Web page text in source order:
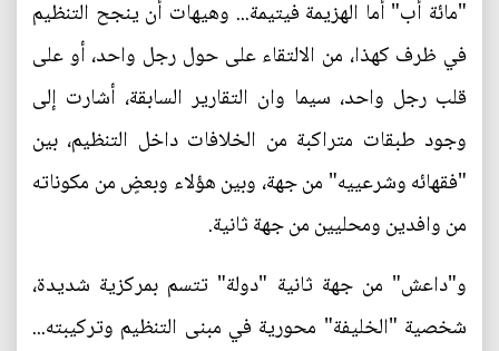
"مائة أب" أما الهزيمة فيتيمة... وهيهات أن ينجح التنظيم
في ظرف كهذا، من الالتقاء على حول رجل واحد، أو على
قلب رجل واحد، سيما وان التقارير السابقة، أشارت إلى
وجود طبقات متراكبة من الخلافات داخل التنظيم، بين
"فقهائه وشرعييه" من جهة، وبين هؤلاء وبعضٍ من مكوناته
من وافدين ومحليين من جهة ثانية.
و"داعش" من جهة ثانية "دولة" تتسم بمركزية شديدة،
شخصية "الخليفة" محورية في مبنى التنظيم وتركيبته...